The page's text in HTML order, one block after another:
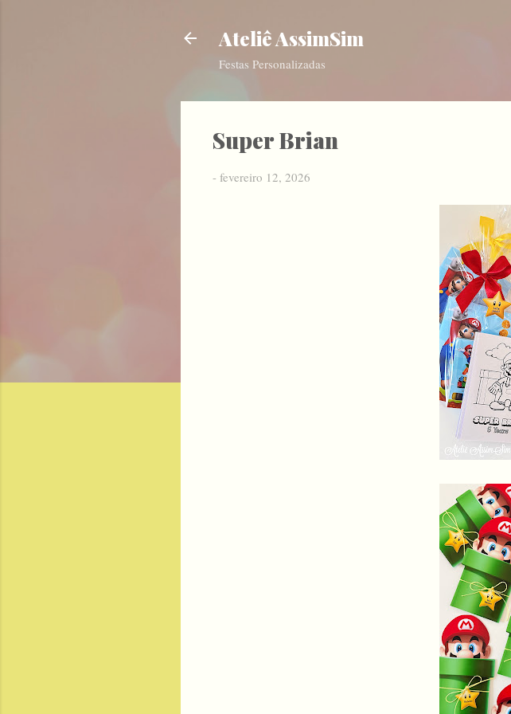
Ateliê AssimSim
Festas Personalizadas
Super Brian
- fevereiro 12, 2026